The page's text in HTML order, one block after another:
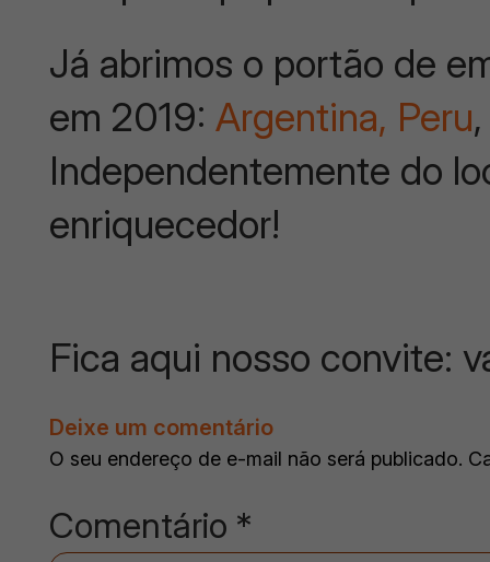
Já abrimos o portão de
em 2019:Argentina, Peru
Independentemente do
enriquecedor!
Fica aqui nosso convite:
Deixe um comentário
O seu endereço de e-mail não será publicado.
Comentário *